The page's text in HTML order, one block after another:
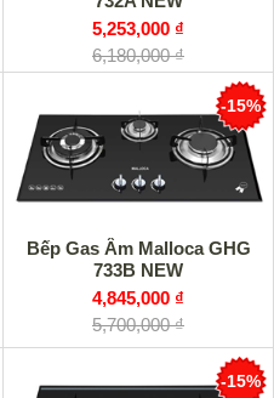
5,253,000 ₫
6,180,000 ₫
Bếp Gas Âm Malloca GHG
733B NEW
4,845,000 ₫
5,700,000 ₫
-15%
-15%